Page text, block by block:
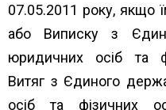
07.05.2011 року, якщо
або Виписку з
юридичних осіб та
Витяг з Єдиного
осіб та фізичних